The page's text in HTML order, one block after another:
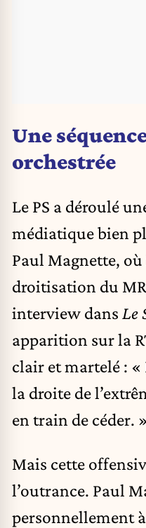
Une
orchestrée
Le PS a déroulé
médiatique bien
Paul Magnette,
droitisation du
interview dans Le
apparition sur la
clair et martelé :
la droite de
en train de céder. »
Mais cette
l’outrance. Paul
personnellement